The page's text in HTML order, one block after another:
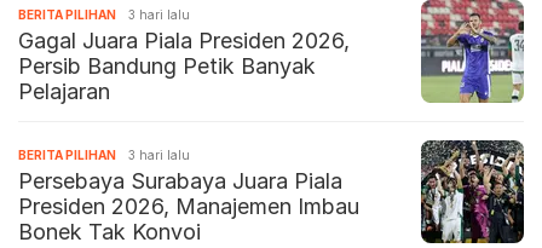
BERITA PILIHAN 3 hari lalu
Gagal Juara Piala Presiden 2026,
Persib Bandung Petik Banyak
Pelajaran
BERITA PILIHAN 3 hari lalu
Persebaya Surabaya Juara Piala
Presiden 2026, Manajemen Imbau
Bonek Tak Konvoi